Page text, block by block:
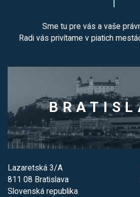
Sme tu pre vás a vaše
Radi vás privítame v piatich
Lazaretská 3/A
811 08 Bratislava
Slovenská republika